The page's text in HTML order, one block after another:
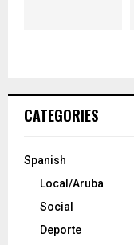
CATEGORIES
Spanish
Local/Aruba
Social
Deporte